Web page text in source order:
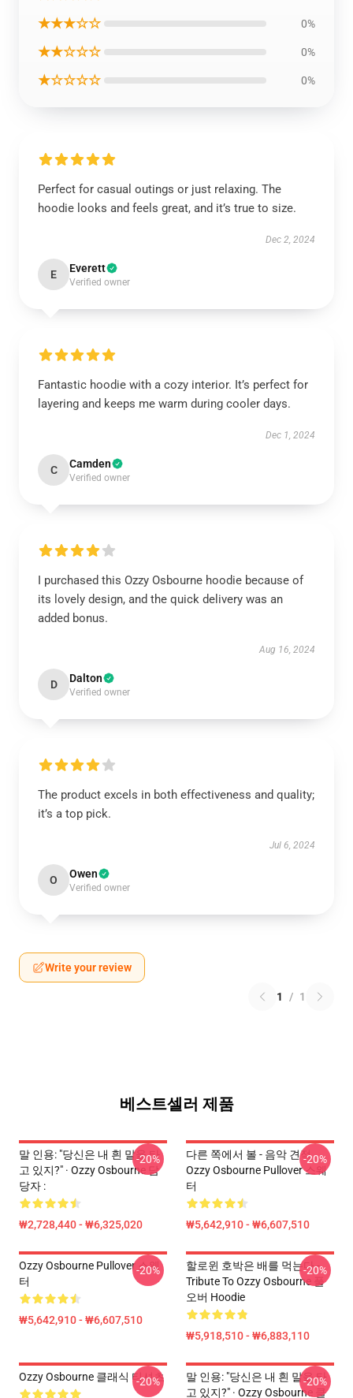
★★★☆☆ 0%
★★☆☆☆ 0%
★☆☆☆☆ 0%
Perfect for casual outings or just relaxing. The
hoodie looks and feels great, and it’s true to size.
Dec 2, 2024
E Everett
Verified owner
Fantastic hoodie with a cozy interior. It’s perfect for
layering and keeps me warm during cooler days.
Dec 1, 2024
C Camden
Verified owner
I purchased this Ozzy Osbourne hoodie because of
its lovely design, and the quick delivery was an
added bonus.
Aug 16, 2024
D Dalton
Verified owner
The product excels in both effectiveness and quality;
it’s a top pick.
Jul 6, 2024
O Owen
Verified owner
Write your review
1 / 1
베스트셀러 제품
말 인용: "당신은 내 흰 말을 타
고 있지?" · Ozzy Osbourne 담
당자 :
₩2,728,440 - ₩6,325,020
-20%
다른 쪽에서 볼 - 음악 견적
Ozzy Osbourne Pullover 스웨
터
₩5,642,910 - ₩6,607,510
-20%
Ozzy Osbourne Pullover 스웨
터
₩5,642,910 - ₩6,607,510
-20%
할로윈 호박은 배를 먹는다 -
Tribute To Ozzy Osbourne 풀
오버 Hoodie
₩5,918,510 - ₩6,883,110
-20%
Ozzy Osbourne 클래식 티셔츠
-20%
말 인용: "당신은 내 흰 말을 타
고 있지?" · Ozzy Osbourne 클
-20%